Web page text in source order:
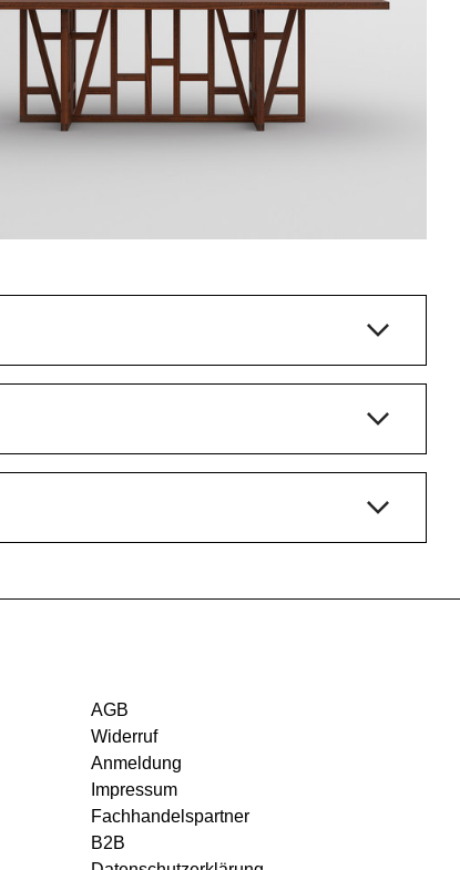
AGB
Widerruf
Anmeldung
Impressum
Fachhandelspartner
B2B